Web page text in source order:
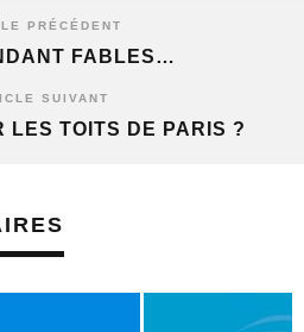
PRÉCÉDENT
FABLES…
SUIVANT
LES TOITS DE PARIS ?